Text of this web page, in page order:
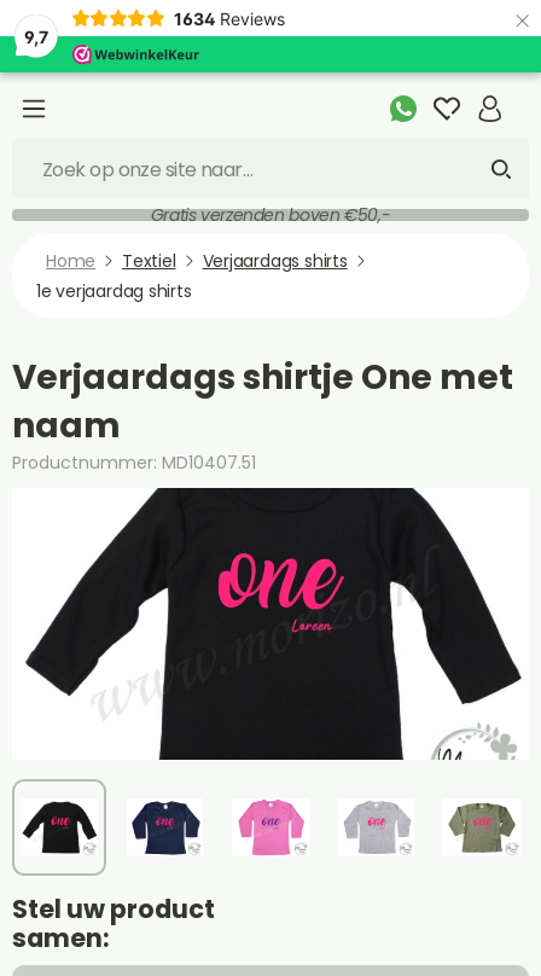
9,7
1634 Reviews ×
Gratis verzenden boven €50,-
Home
Textiel
Verjaardags shirts
1e verjaardag shirts
Verjaardags shirtje One met
naam
Productnummer: MD10407.51
Stel uw product
samen: